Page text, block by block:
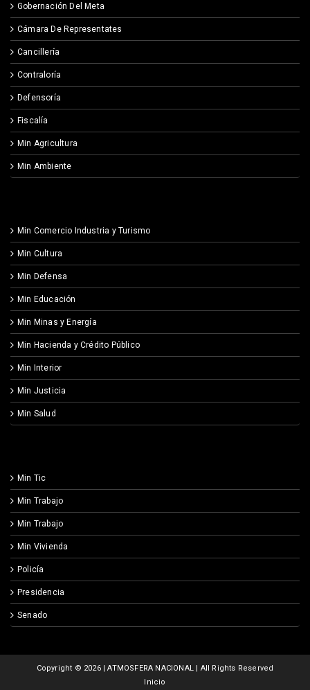
Gobernación Del Meta
Cámara De Representates
Cancillería
Contraloría
Defensoría
Fiscalía
Min Agricultura
Min Ambiente
Min Comercio Industria y Turismo
Min Cultura
Min Defensa
Min Educación
Min Minas y Energía
Min Hacienda y Crédito Público
Min Interior
Min Justicia
Min Salud
Min Tic
Min Trabajo
Min Trabajo
Min Vivienda
Policía
Presidencia
Senado
Copyright © 2026 | ATMOSFERA NACIONAL | All Rights Reserved
Inicio